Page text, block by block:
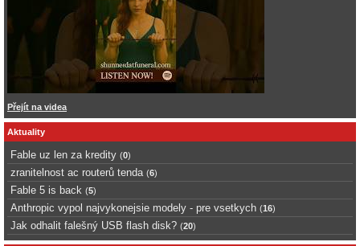
Přejít na videa
Aktuality
Fable uz len za kredity (0)
zranitelnost ac routerů tenda (6)
Fable 5 is back (5)
Anthropic vypol najvykonejsie modely - pre vsetkych (16)
Jak odhalit falešný USB flash disk? (20)